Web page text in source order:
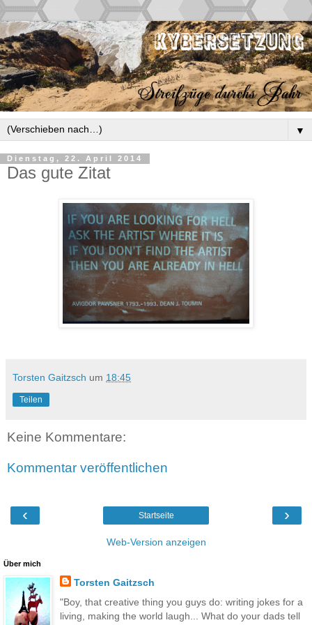
▼
Dienstag, 22. April 2014
Das gute Zitat
Torsten Gaitzsch um 18:45
Teilen
Keine Kommentare:
Kommentar veröffentlichen
‹ ›
Startseite
Web-Version anzeigen
Über mich
Torsten Gaitzsch
"Boy, that creative thing you guys do: writing jokes for a
living, making the world laugh... What do your dads tell